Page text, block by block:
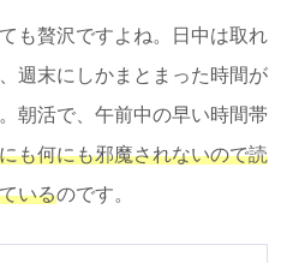
も贅沢ですよね。日中は取れ
週末にしかまとまった時間が
朝活で、午前中の早い時間帯
も何にも邪魔されないので読
いるのです。